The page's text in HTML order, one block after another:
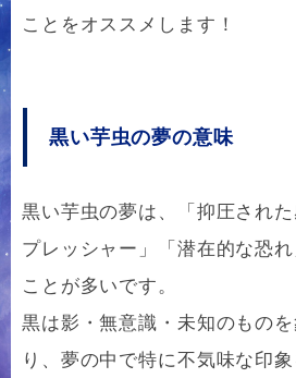
ことをオススメします！
黒い芋虫の夢の意味
黒い芋虫の夢は、「抑圧され
プレッシャー」「潜在的な恐
ことが多いです。
黒は影・無意識・未知のもの
り、夢の中で特に不気味な印象